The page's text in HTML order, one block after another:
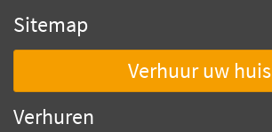
Sitemap
Verhuur uw huis
Verhuren